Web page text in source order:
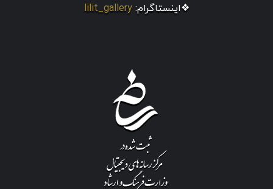
❖اینستاگرام: lilit_gallery